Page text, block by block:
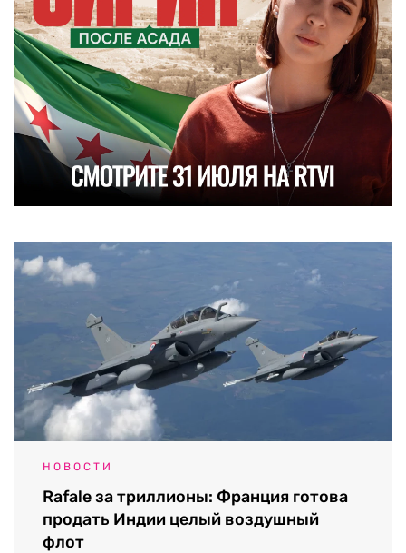
НОВОСТИ
Rafale за триллионы: Франция готова
продать Индии целый воздушный
флот